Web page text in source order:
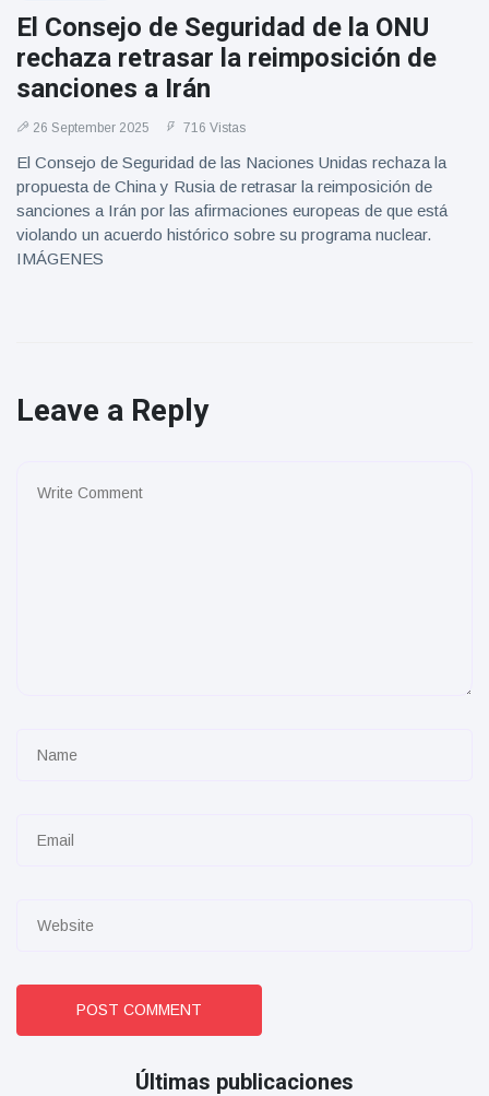
El Consejo de Seguridad de la ONU
rechaza retrasar la reimposición de
sanciones a Irán
26 September 2025 716 Vistas
El Consejo de Seguridad de las Naciones Unidas rechaza la
propuesta de China y Rusia de retrasar la reimposición de
sanciones a Irán por las afirmaciones europeas de que está
violando un acuerdo histórico sobre su programa nuclear.
IMÁGENES
Leave a Reply
POST COMMENT
Últimas publicaciones